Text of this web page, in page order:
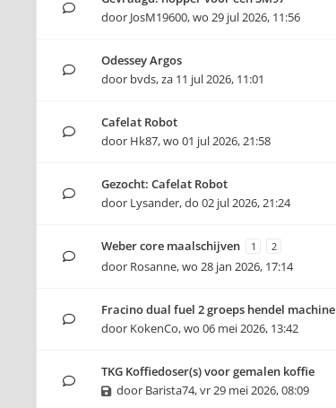
door JosM19600,wo 29 jul 2026, 11:56
Odessey Argos
door bvds,za 11 jul 2026, 11:01
Cafelat Robot
door Hk87,wo 01 jul 2026, 21:58
Gezocht: Cafelat Robot
door Lysander,do 02 jul 2026, 21:24
Weber core maalschijven 1 2
door Rosanne,wo 28 jan 2026, 17:14
Fracino dual fuel 2 groeps hendel machine
door KokenCo,wo 06 mei 2026, 13:42
TKG Koffiedoser(s) voor gemalen koffie
door Barista74,vr 29 mei 2026, 08:09